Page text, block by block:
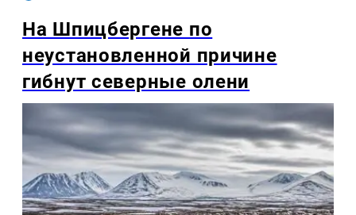
На Шпицбергене по
неустановленной причине
гибнут северные олени